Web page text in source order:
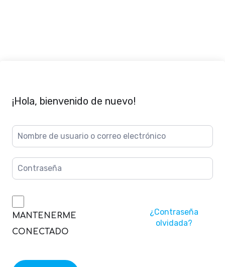
¡Hola, bienvenido de nuevo!
MANTENERME
CONECTADO
¿Contraseña
olvidada?